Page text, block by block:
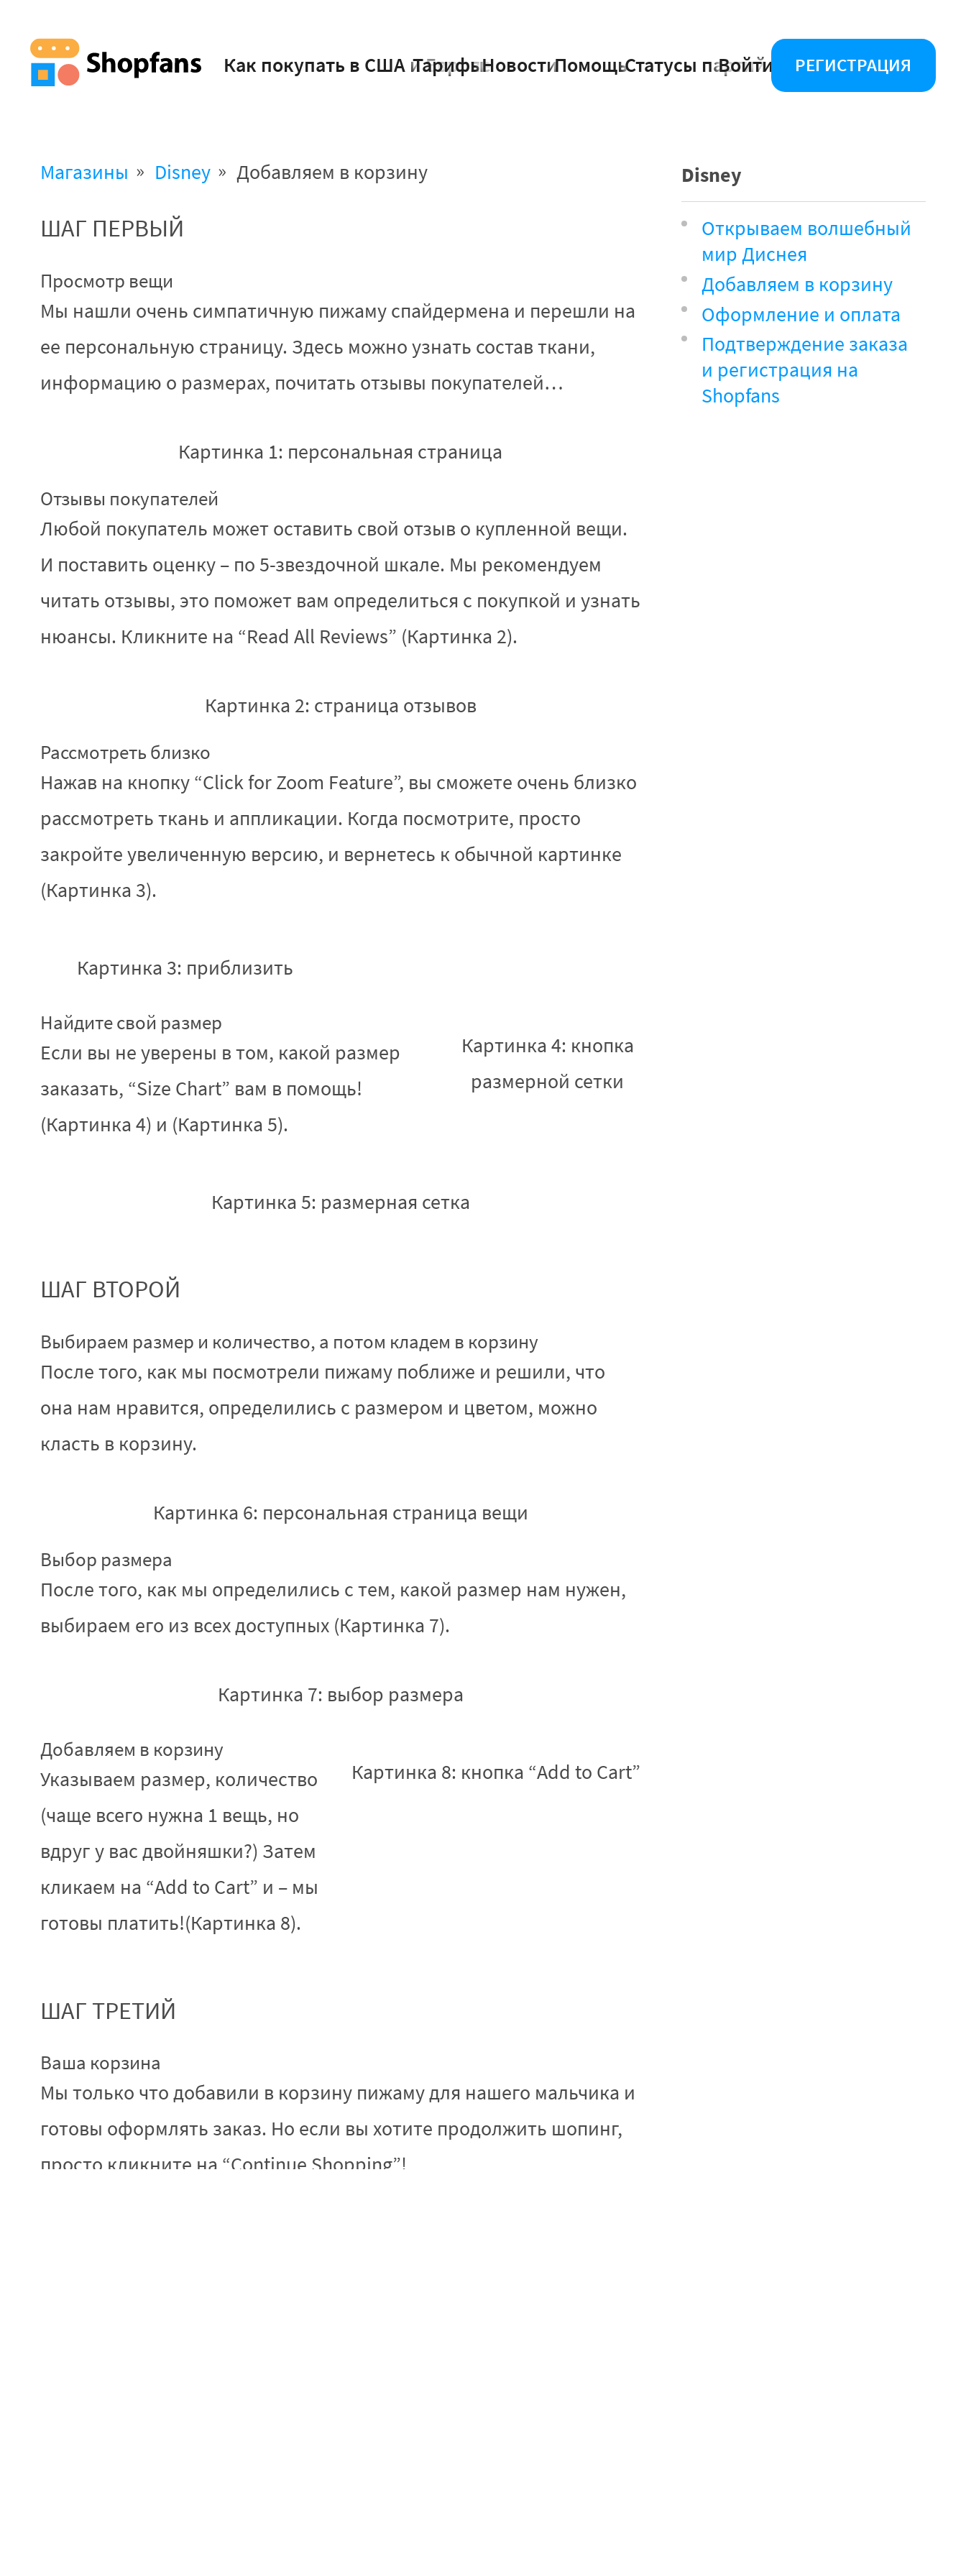
Как покупать в США и Европе
ТарифыНовостиПомощьСтатусы партий
Войти РЕГИСТРАЦИЯ
Disney
Открываем волшебный
мир Диснея
Добавляем в корзину
Оформление и оплата
Подтверждение заказа
и регистрация на
Shopfans
Магазины Disney Добавляем в корзину
ШАГ ПЕРВЫЙ
Просмотр вещи
Мы нашли очень симпатичную пижаму спайдермена и перешли на
ее персональную страницу. Здесь можно узнать состав ткани,
информацию о размерах, почитать отзывы покупателей…
Картинка 1: персональная страница
Отзывы покупателей
Любой покупатель может оставить свой отзыв о купленной вещи.
И поставить оценку – по 5-звездочной шкале. Мы рекомендуем
читать отзывы, это поможет вам определиться с покупкой и узнать
нюансы. Кликните на “Read All Reviews” (Картинка 2).
Картинка 2: страница отзывов
Рассмотреть близко
Нажав на кнопку “Click for Zoom Feature”, вы сможете очень близко
рассмотреть ткань и аппликации. Когда посмотрите, просто
закройте увеличенную версию, и вернетесь к обычной картинке
(Картинка 3).
Картинка 3: приблизить
Найдите свой размер
Если вы не уверены в том, какой размер
заказать, “Size Chart” вам в помощь!
(Картинка 4) и (Картинка 5).
Картинка 4: кнопка
размерной сетки
Картинка 5: размерная сетка
ШАГ ВТОРОЙ
Выбираем размер и количество, а потом кладем в корзину
После того, как мы посмотрели пижаму поближе и решили, что
она нам нравится, определились с размером и цветом, можно
класть в корзину.
Картинка 6: персональная страница вещи
Выбор размера
После того, как мы определились с тем, какой размер нам нужен,
выбираем его из всех доступных (Картинка 7).
Картинка 7: выбор размера
Добавляем в корзину
Указываем размер, количество
(чаще всего нужна 1 вещь, но
вдруг у вас двойняшки?) Затем
кликаем на “Add to Cart” и – мы
готовы платить!(Картинка 8).
Картинка 8: кнопка “Add to Cart”
ШАГ ТРЕТИЙ
Ваша корзина
Мы только что добавили в корзину пижаму для нашего мальчика и
готовы оформлять заказ. Но если вы хотите продолжить шопинг,
просто кликните на “Continue Shopping”!